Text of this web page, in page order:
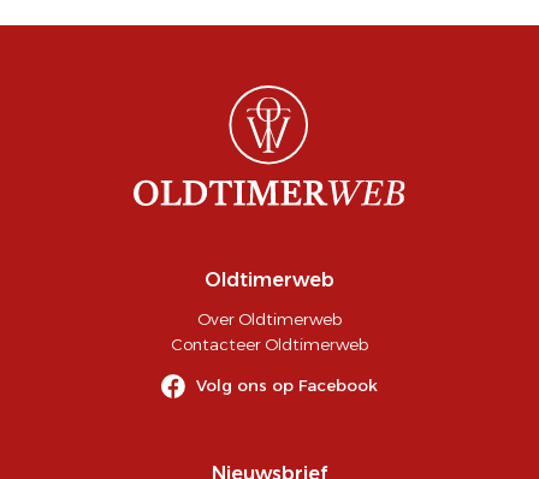
Oldtimerweb
Over Oldtimerweb
Contacteer Oldtimerweb
Volg ons op Facebook
Nieuwsbrief